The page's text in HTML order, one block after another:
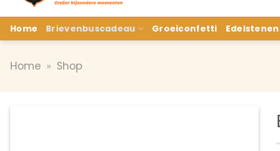
Home Brievenbuscadeau Groeiconfetti Edelstenen
Home » Shop